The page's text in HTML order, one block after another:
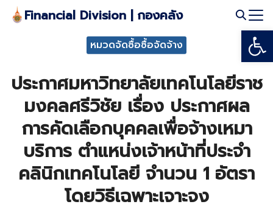
Skip Financial Division | กองคลัง
หมวดจัดซื้อซื้อจัดจ้าง
ประกาศมหาวิทยาลัยเทคโนโลยีราช
มงคลศรีวิชัย เรื่อง ประกาศผล
การคัดเลือกบุคคลเพื่อจ้างเหมา
บริการ ตำแหน่งเจ้าหน้าที่ประจำ
คลินิกเทคโนโลยี จำนวน 1 อัตรา
โดยวิธีเฉพาะเจาะจง